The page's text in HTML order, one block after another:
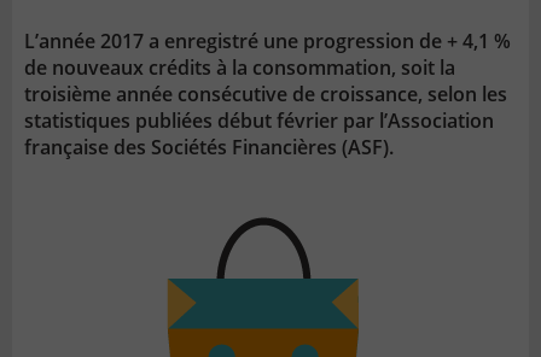
L’année 2017 a enregistré une progression de + 4,1 %
de nouveaux crédits à la consommation, soit la
troisième année consécutive de croissance, selon les
statistiques publiées début février par l’Association
française des Sociétés Financières (ASF).